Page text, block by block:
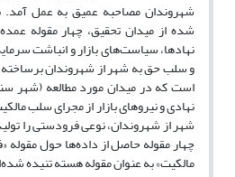
شهروندان مصاحبه عمیق به عمل
شده از میدان تحقیق، چهار مقوله
نهادها، سیاست‌های بازار و انباشت
و سلب حق به شهر از شهروندان
است که در میدان مورد مطالعه (شهر
نهادی و نیروهای بازار از مجرای سلب
شهر از شهروندان، نوعی فرودستی را
چهار مقوله حاصل از داده‌ها حول
مالکیت» به عنوان مقوله هسته تنیده